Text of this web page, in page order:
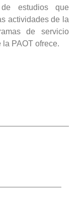
de estudios que
actividades de la
de servicio
PAOT ofrece.